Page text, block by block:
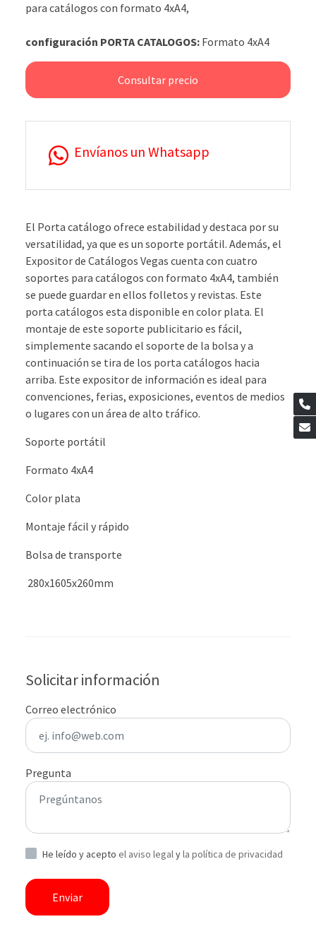
para catálogos con formato 4xA4,
configuración PORTA CATALOGOS: Formato 4xA4
Consultar precio
Envíanos un Whatsapp
El Porta catálogo ofrece estabilidad y destaca por su
versatilidad, ya que es un soporte portátil. Además, el
Expositor de Catálogos Vegas cuenta con cuatro
soportes para catálogos con formato 4xA4, también
se puede guardar en ellos folletos y revistas. Este
porta catálogos esta disponible en color plata. El
montaje de este soporte publicitario es fácil,
simplemente sacando el soporte de la bolsa y a
continuación se tira de los porta catálogos hacia
arriba. Este expositor de información es ideal para
convenciones, ferias, exposiciones, eventos de medios
o lugares con un área de alto tráfico.
Soporte portátil
Formato 4xA4
Color plata
Montaje fácil y rápido
Bolsa de transporte
280x1605x260mm
Solicitar información
Correo electrónico
Pregunta
He leído y acepto el aviso legalyla política de privacidad
Enviar